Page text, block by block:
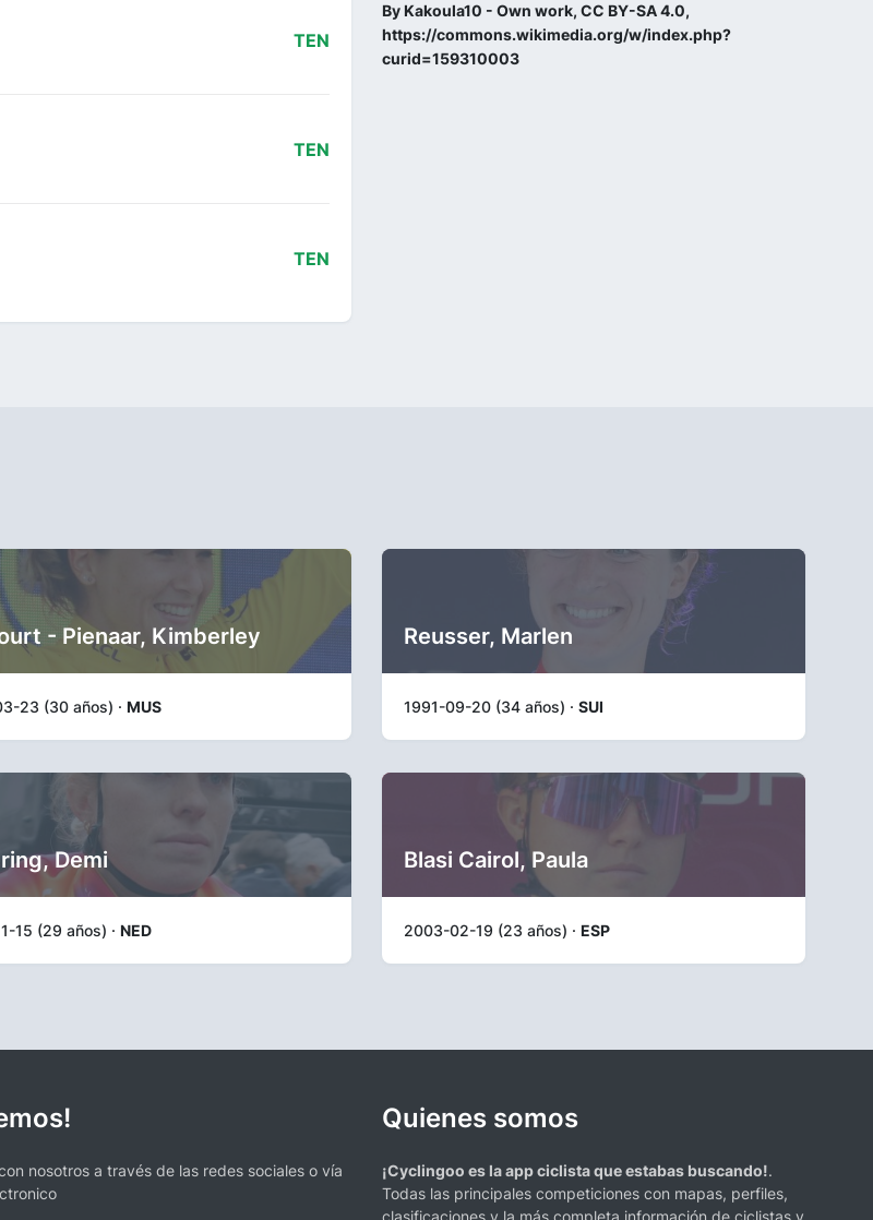
TEN
TEN
TEN
By Kakoula10 - Own work, CC BY-SA 4.0,
https://commons.wikimedia.org/w/index.php?
curid=159310003
- Pienaar, Kimberley
23 (30 años) · MUS
Reusser, Marlen
1991-09-20 (34 años) · SUI
Demi
15 (29 años) · NED
Blasi Cairol, Paula
2003-02-19 (23 años) · ESP
nosotros a través de las redes sociales o vía
Quienes somos
¡Cyclingoo es la app ciclista que estabas buscando!.
Todas las principales competiciones con mapas, perfiles,
clasificaciones y la más completa información de ciclistas y